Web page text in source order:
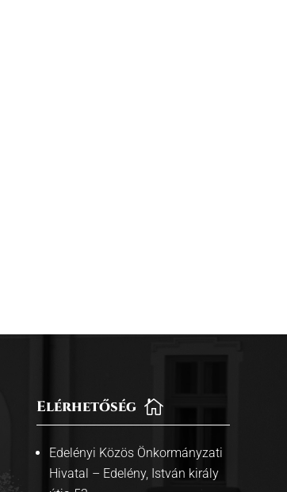

Elérhetőség
Edelényi Közös Önkormányzati
Hivatal – Edelény, István király